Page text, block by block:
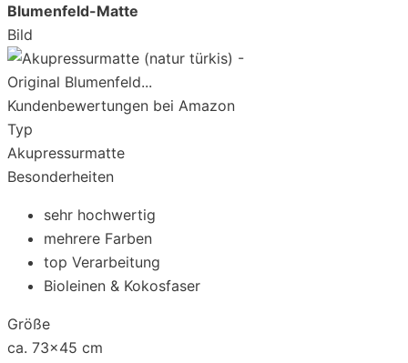
Blumenfeld-Matte
Bild
Kundenbewertungen bei Amazon
Typ
Akupressurmatte
Besonderheiten
sehr hochwertig
mehrere Farben
top Verarbeitung
Bioleinen & Kokosfaser
Größe
ca. 73x45 cm